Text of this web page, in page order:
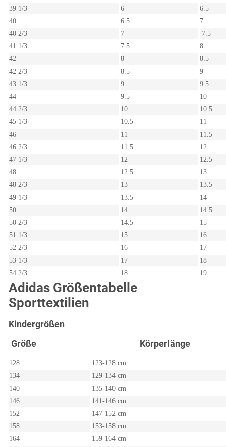
39 1/3
6
6.5
40
6.5
7
40 2/3
7
7.5
41 1/3
7.5
8
42
8
8.5
42 2/3
8.5
9
43 1/3
9
9.5
44
9.5
10
44 2/3
10
10.5
45 1/3
10.5
11
46
11
11.5
46 2/3
11.5
12
47 1/3
12
12.5
48
12.5
13
48 2/3
13
13.5
49 1/3
13.5
14
50
14
14.5
50 2/3
14.5
15
51 1/3
15
16
52 2/3
16
17
53 1/3
17
18
54 2/3
18 19
Adidas Größentabelle
Sporttextilien
Kindergrößen
Größe
Körperlänge
128
123-128 cm
134
129-134 cm
140
135-140 cm
146
141-146 cm
152
147-152 cm
158
153-158 cm
164
159-164 cm